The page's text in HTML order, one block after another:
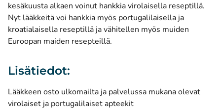
kesäkuusta alkaen voinut hankkia virolaisella reseptillä.
Nyt lääkkeitä voi hankkia myös portugalilaisella ja
kroatialaisella reseptillä ja vähitellen myös muiden
Euroopan maiden resepteillä.
Lisätiedot:
Lääkkeen osto ulkomailta ja palvelussa mukana olevat
virolaiset ja portugalilaiset apteekit